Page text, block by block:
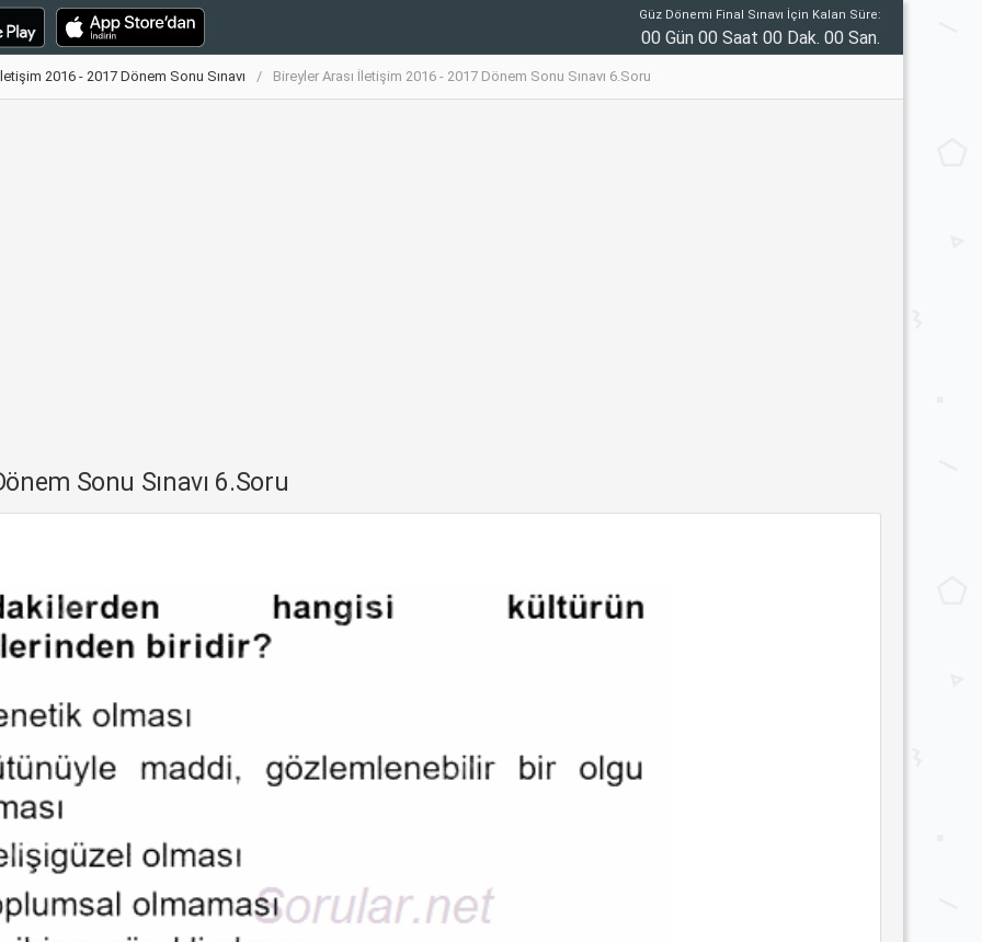
Güz Dönemi Final Sınavı İçin Kalan Süre:
00 Gün 00 Saat 00 Dak. 00 San.
2016 - 2017 Dönem Sonu Sınavı Bireyler Arası İletişim 2016 - 2017 Dönem Sonu Sınavı 6.Soru
Sonu Sınavı 6.Soru